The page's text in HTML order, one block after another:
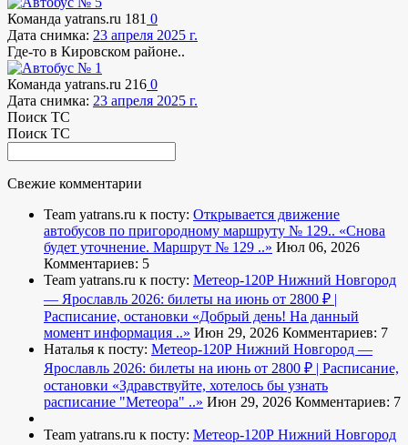
Команда yatrans.ru 181 0
Дата снимка: 23 апреля 2025 г.
Где-то в Кировском районе..
Команда yatrans.ru 216 0
Дата снимка: 23 апреля 2025 г.
Поиск ТС
Поиск ТС
Свежие комментарии
Team yatrans.ru к посту: Открывается движение
автобусов по пригородному маршруту № 129.. «Снова
будет уточнение. Маршрут № 129 ..» Июл 06, 2026
Комментариев: 5
Team yatrans.ru к посту: Метеор-120Р Нижний Новгород
— Ярославль 2026: билеты на июнь от 2800 ₽ |
Расписание, остановки «Добрый день! На данный
момент информация ..» Июн 29, 2026 Комментариев: 7
Наталья к посту: Метеор-120Р Нижний Новгород —
Ярославль 2026: билеты на июнь от 2800 ₽ | Расписание,
остановки «Здравствуйте, хотелось бы узнать
расписание "Метеора" ..» Июн 29, 2026 Комментариев: 7
Team yatrans.ru к посту: Метеор-120Р Нижний Новгород